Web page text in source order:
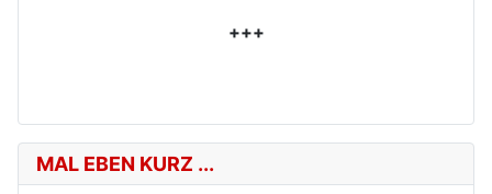
+++
MAL EBEN KURZ ...